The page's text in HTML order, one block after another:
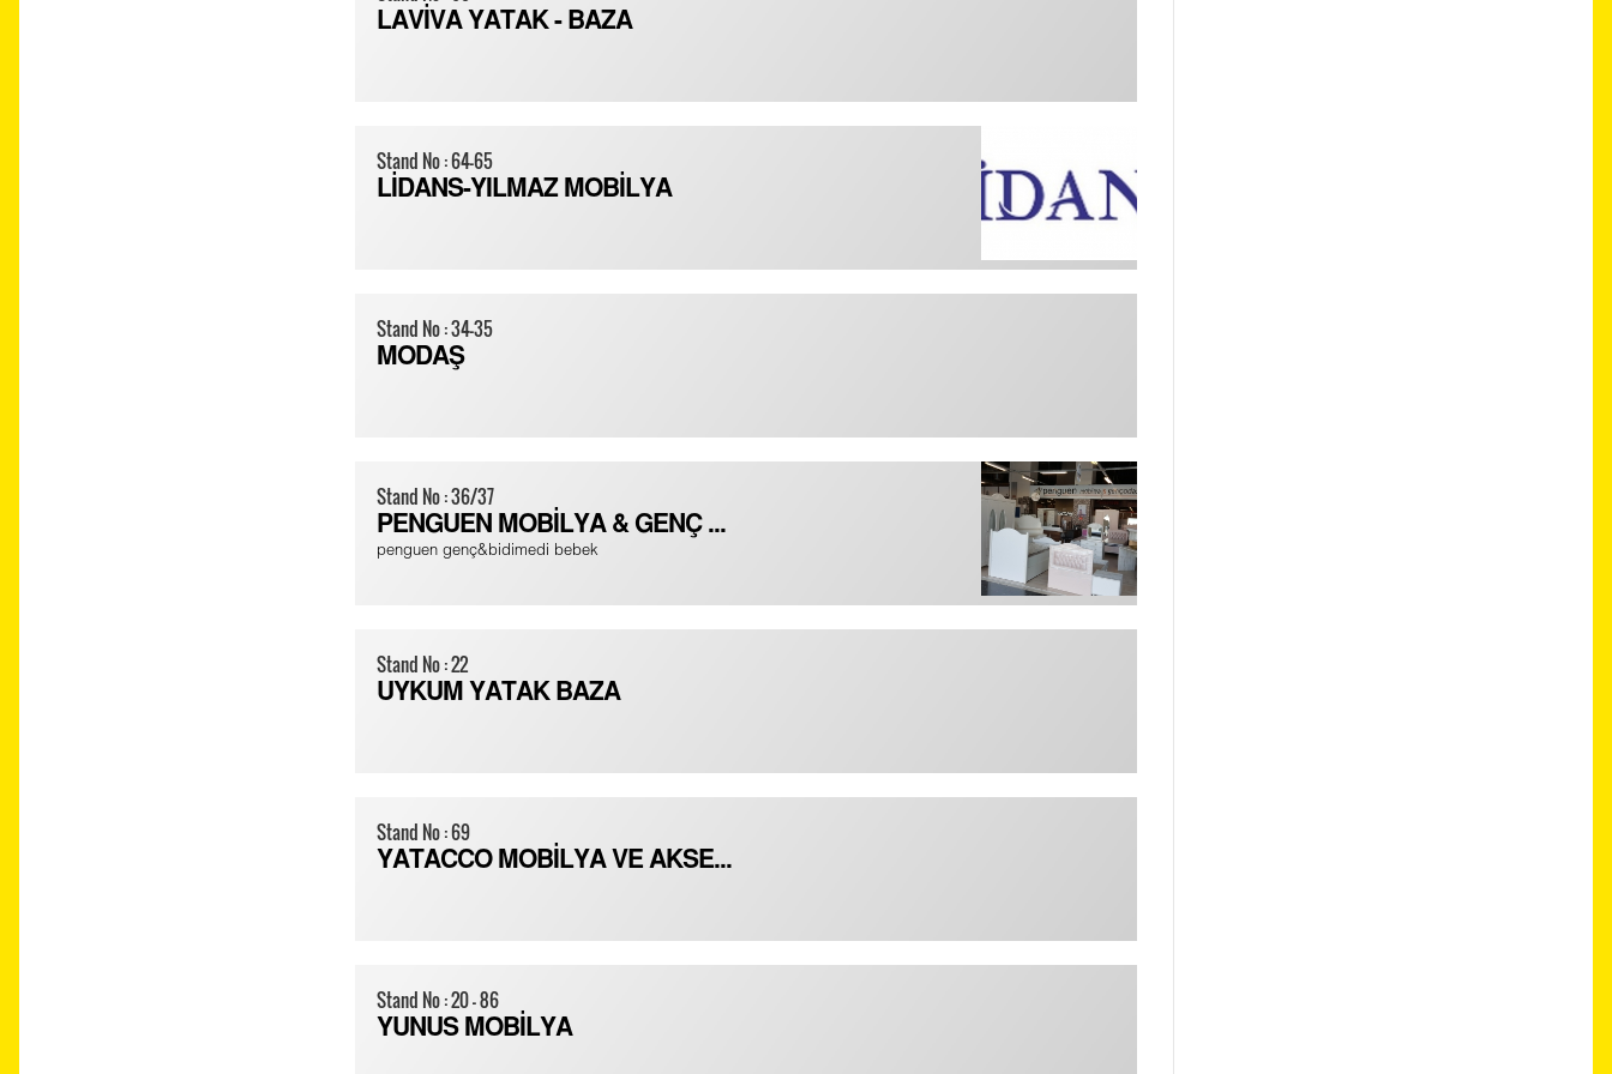
LAVİVA YATAK - BAZA
Stand No : 64-65
LİDANS-YILMAZ MOBİLYA
Stand No : 34-35
MODAŞ
Stand No : 36/37
PENGUEN MOBİLYA & GENÇ ...
penguen genç&bidimedi bebek
Stand No : 22
UYKUM YATAK BAZA
Stand No : 69
YATACCO MOBİLYA VE AKSE...
Stand No : 20 - 86
YUNUS MOBİLYA